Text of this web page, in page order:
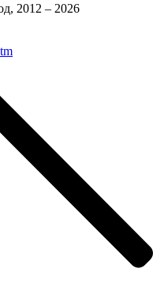
2012 – 2026